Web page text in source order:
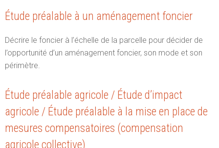
Étude préalable à un aménagement foncier
Décrire le foncier à l’échelle de la parcelle pour décider de
l’opportunité d’un aménagement foncier, son mode et son
périmètre.
Étude préalable agricole / Étude d’impact
agricole / Étude préalable à la mise en place de
mesures compensatoires (compensation
agricole collective)